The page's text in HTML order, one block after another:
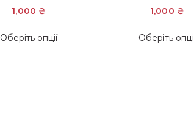
1,000 ₴
Оберіть опції
1,000 ₴
Оберіть